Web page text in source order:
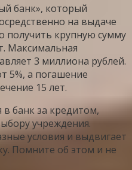
банк», который
на выдаче
получить крупную сумму
Максимальная
3 миллиона рублей.
5%, а погашение
15 лет.
банк за кредитом,
учреждения.
условия и выдвигает
Помните об этом и не